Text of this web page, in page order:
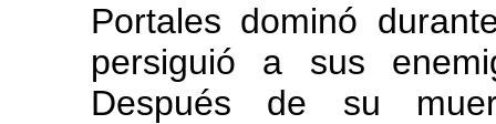
Portales dominó
persiguió a sus
Después de su